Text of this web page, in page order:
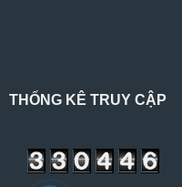
THỐNG KÊ TRUY CẬP